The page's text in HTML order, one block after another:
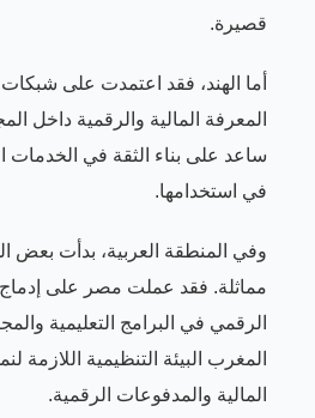
قصيرة.
أما الهند، فقد اعتمدت على
المعرفة المالية والرقمية داخل
ساعد على بناء الثقة في الخدمات
في استخدامها.
وفي المنطقة العربية، بدأت بعض
مماثلة. فقد عملت مصر على إدماج
الرقمي في البرامج التعليمية
المغرب البيئة التنظيمية اللازمة
المالية والمدفوعات الرقمية.